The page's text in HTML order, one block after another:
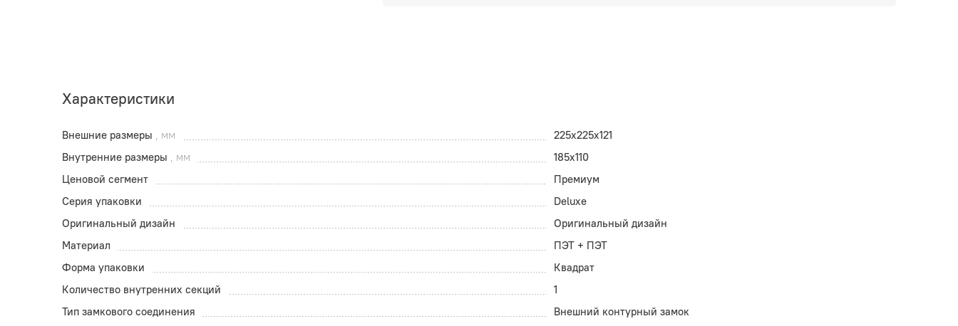
Характеристики
Внешние размеры , мм
225x225x121
Внутренние размеры , мм
185x110
Ценовой сегмент
Премиум
Серия упаковки
Deluxe
Оригинальный дизайн
Оригинальный дизайн
Материал
ПЭТ + ПЭТ
Форма упаковки
Квадрат
Количество внутренних секций
1
Тип замкового соединения
Внешний контурный замок